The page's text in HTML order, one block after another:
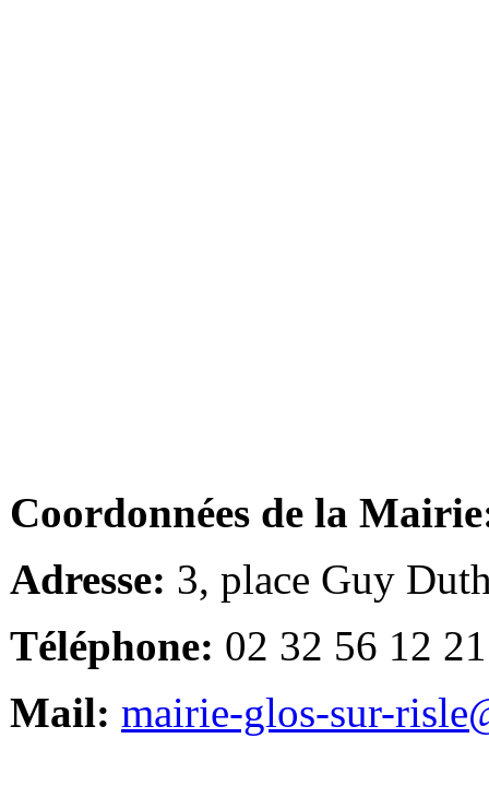
Coordonnées de la
Adresse: 3, place Guy
Téléphone: 02 32 56 12 21
Mail: mairie-glos-sur-